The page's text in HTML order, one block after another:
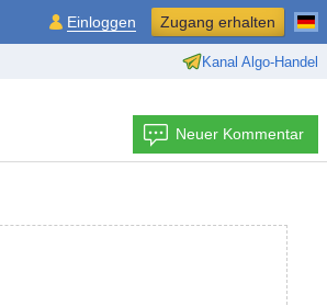
Kanal Algo-Handel
Einloggen Zugang erhalten
Neuer Kommentar